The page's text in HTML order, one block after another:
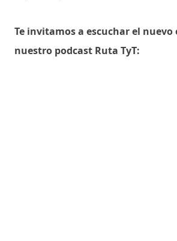
Te invitamos a escuchar el nuevo
nuestro podcast Ruta TyT: